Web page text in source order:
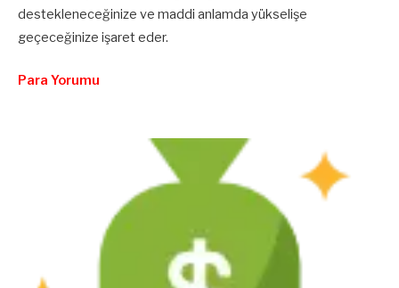
destekleneceğinize ve maddi anlamda yükselişe
geçeceğinize işaret eder.
Para Yorumu